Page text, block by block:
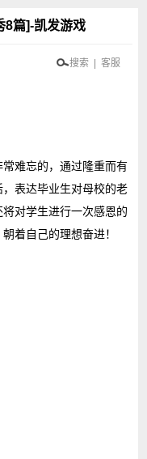
8篇]-凯发游戏
搜索 | 客服
难忘的，通过隆重而有
表达毕业生对母校的老
对学生进行一次感恩的
着自己的理想奋进！